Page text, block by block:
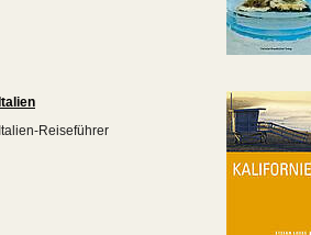
Italien
Italien-Reiseführer